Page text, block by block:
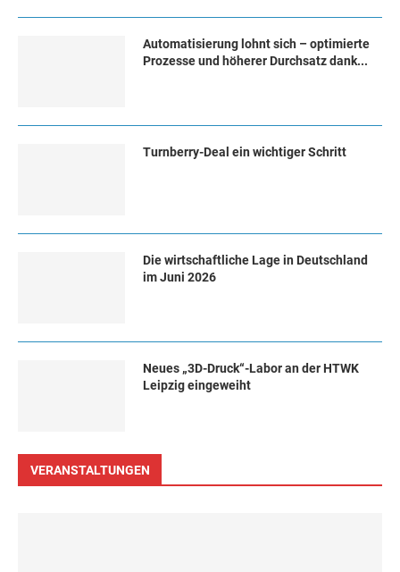
Automatisierung lohnt sich – optimierte
Prozesse und höherer Durchsatz dank...
Turn­ber­ry-Deal ein wich­ti­ger Schritt
Die wirtschaftliche Lage in Deutschland
im Juni 2026
Neues „3D-Druck“-Labor an der HTWK
Leipzig eingeweiht
VERANSTALTUNGEN